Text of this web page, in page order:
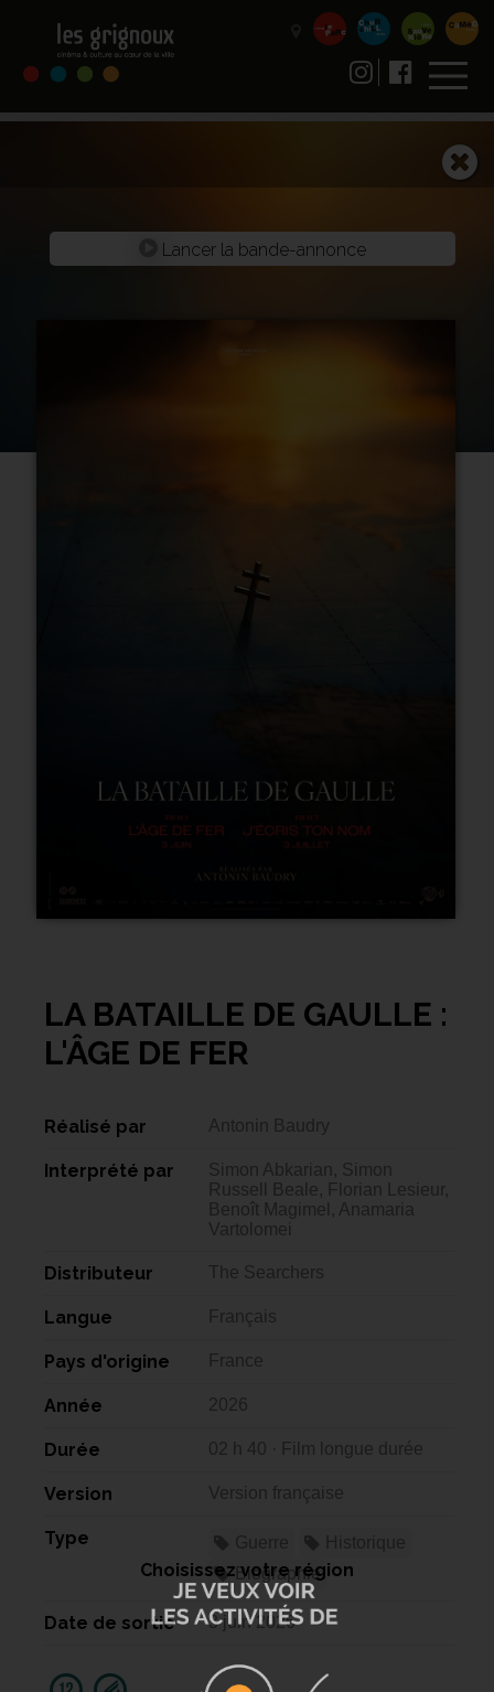
Lancer la bande-annonce
LA BATAILLE DE GAULLE :
L'ÂGE DE FER
Réalisé par Antonin Baudry
Interprété par
Simon Abkarian, Simon
Russell Beale, Florian Lesieur,
Benoît Magimel, Anamaria
Vartolomei
Distributeur The Searchers
Langue Français
Pays d'origine France
Année 2026
Durée 02 h 40 · Film longue durée
Version Version française
Type
Biographie
Date de sortie 3 juin 2026
Choisissez votre région